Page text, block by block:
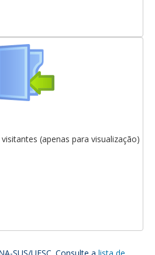
(apenas para visualização)